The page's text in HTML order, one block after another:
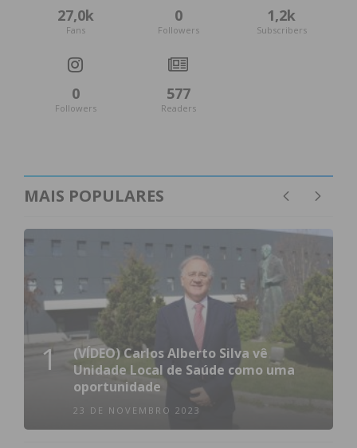
27,0k
Fans
0
Followers
1,2k
Subscribers
0
Followers
577
Readers
MAIS POPULARES
1
(VÍDEO) Carlos Alberto Silva vê
Unidade Local de Saúde como uma
oportunidade
23 DE NOVEMBRO 2023